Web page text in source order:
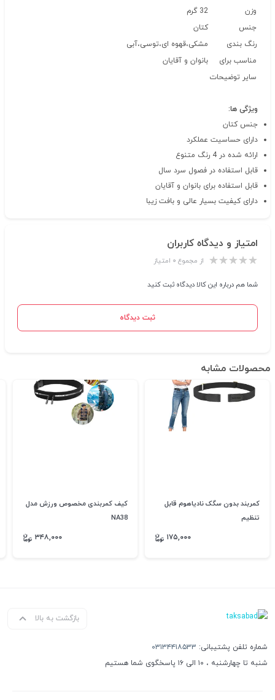
وزن
32 گرم
جنس
کتان
رنگ بندی
مشکی،قهوه ای،توسی،آبی
مناسب برای
بانوان و آقایان
سایر توضیحات
ویژگی ها:
جنس کتان
دارای حساسیت عملکرد
ارائه شده در 4 رنگ متنوع
قابل استفاده در فصول سرد سال
قابل استفاده برای بانوان و آقایان
دارای کیفیت بسیار عالی و بافت زیبا
امتیاز و دیدگاه کاربران
از مجموع ۰ امتیاز
شما هم درباره این کالا دیدگاه ثبت کنید
ثبت دیدگاه
محصولات مشابه
کمربند بدون سگک نادیاهوم قابل
تنظیم
۱۷۵,۰۰۰
کیف کمربندی مخصوص ورزش مدل
NA38
۳۴۸,۰۰۰
بازگشت به بالا
شماره تلفن پشتیبانی: ۰۳۱۳۴۴۱۸۵۳۳
شنبه تا چهارشنبه ، ۱۰ الی ۱۶ پاسخگوی شما هستیم